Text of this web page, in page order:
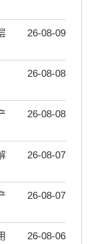
26-08-09
26-08-08
26-08-08
26-08-07
26-08-07
26-08-06